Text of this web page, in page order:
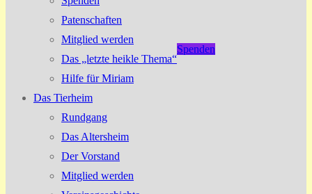
Patenschaften
Mitglied werden
Das „letzte heikle Thema“
Hilfe für Miriam
Das Tierheim
Rundgang
Das Altersheim
Der Vorstand
Mitglied werden
Spenden